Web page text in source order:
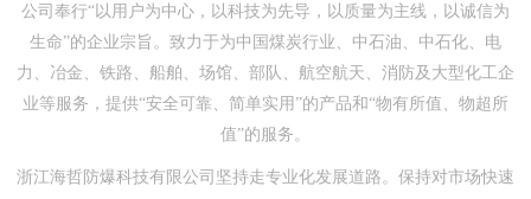
公司奉行“以用户为中心，以科技为先导，以质量为主线，以诚信为
生命”的企业宗旨。致力于为中国煤炭行业、中石油、中石化、电
力、冶金、铁路、船舶、场馆、部队、航空航天、消防及大型化工企
业等服务，提供“安全可靠、简单实用”的产品和“物有所值、物超所
值”的服务。
浙江海哲防爆科技有限公司坚持走专业化发展道路。保持对市场快速